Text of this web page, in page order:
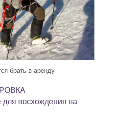
брать в аренду
восхождения на